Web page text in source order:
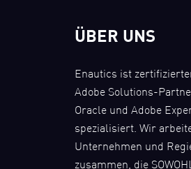
ÜBER UNS
Enautics ist
Adobe Solutions-
Oracle und Adobe
spezialisiert. Wir
Unternehmen und
zusammen, die